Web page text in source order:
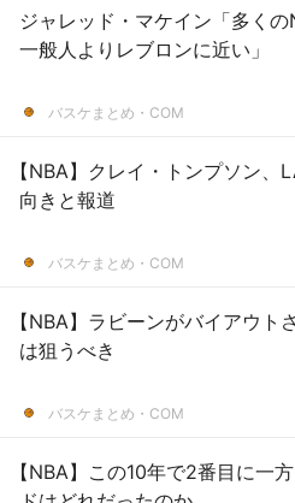
ジャレッド・マケイン「多くの
一般人よりレブロンに近い」
バスケまとめ・COM
【NBA】クレイ・トンプソン、
向きと報道
バスケまとめ・COM
【NBA】ラビーンがバイアウト
は狙うべき
バスケまとめ・COM
【NBA】この10年で2番目に一